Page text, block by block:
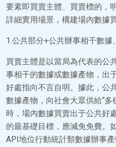
要素即買賣主體、買賣標的，
詳細實用場景，構建場內數據
1.公共部分+公共辦事相干數據
買賣主體是以當局為代表的公
事相干的數據或數據產物，出
好處指向不言自明。據此，公
數據產物，向社會大眾供給“
時，場內數據買賣出于公共好
的最基礎目標，應減免免費。
API地位行動統計類數據辦事